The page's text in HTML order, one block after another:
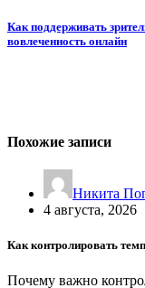
Как поддерживать
вовлеченность онлайн
Похожие записи
Никита
4 августа, 2026
Как контролировать
Почему важно